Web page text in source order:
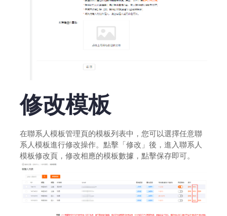
修改模板
在聯系人模板管理頁的模板列表中，您可以選擇任意聯
系人模板進行修改操作。點擊「修改」後，進入聯系人
模板修改頁，修改相應的模板數據，點擊保存即可。